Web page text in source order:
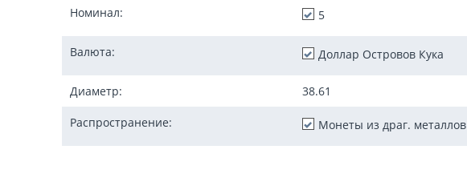
Номинал: 5
Валюта: Доллар Островов Кука
Диаметр: 38.61
Распространение: Монеты из драг. металлов